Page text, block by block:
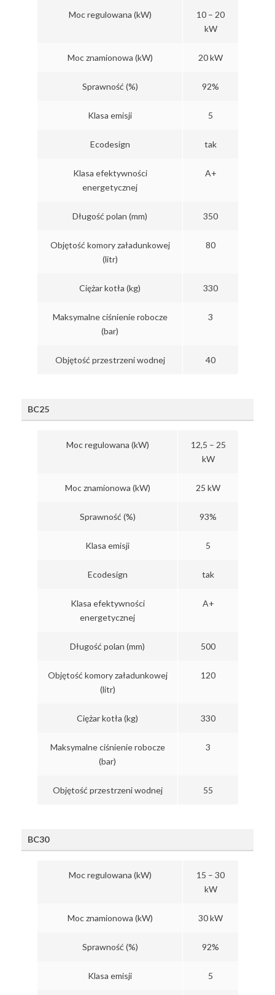
Moc regulowana (kW)
10 – 20
kW
Moc znamionowa (kW) 20 kW
Sprawność (%) 92%
Klasa emisji 5
Ecodesign tak
Klasa efektywności
energetycznej
A+
Długość polan (mm) 350
Objętość komory załadunkowej
(litr)
80
Ciężar kotła (kg) 330
Maksymalne ciśnienie robocze
(bar)
3
Objętość przestrzeni wodnej 40
BC25
Moc regulowana (kW)
12,5 – 25
kW
Moc znamionowa (kW) 25 kW
Sprawność (%) 93%
Klasa emisji 5
Ecodesign tak
Klasa efektywności
energetycznej
A+
Długość polan (mm) 500
Objętość komory załadunkowej
(litr)
120
Ciężar kotła (kg) 330
Maksymalne ciśnienie robocze
(bar)
3
Objętość przestrzeni wodnej 55
BC30
Moc regulowana (kW)
15 – 30
kW
Moc znamionowa (kW) 30 kW
Sprawność (%) 92%
Klasa emisji 5